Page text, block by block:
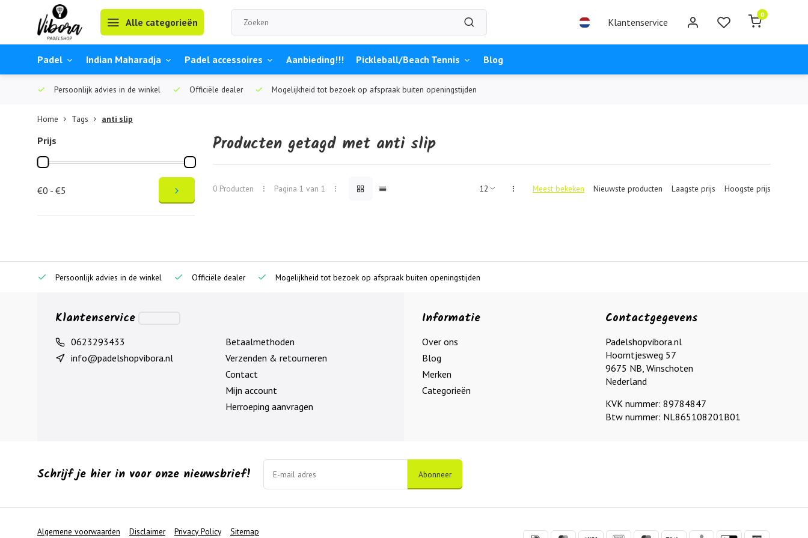
Alle categorieën Klantenservice
0
Padel Indian Maharadja Padel accessoires Aanbieding!!! Pickleball/Beach Tennis Blog
Persoonlijk advies in de winkel Officiële dealer Mogelijkheid tot bezoek op afspraak buiten openingstijden
Home Tags anti slip
Prijs
€0 - €5
Producten getagd met anti slip
0 Producten Pagina 1 van 1 Meest bekeken Nieuwste producten Laagste prijs Hoogste prijs
Persoonlijk advies in de winkel Officiële dealer Mogelijkheid tot bezoek op afspraak buiten openingstijden
Klantenservice
0623293433
info@padelshopvibora.nl
Betaalmethoden
Verzenden & retourneren
Contact
Mijn account
Herroeping aanvragen
Informatie
Over ons
Blog
Merken
Categorieën
Contactgegevens
Padelshopvibora.nl
Hoorntjesweg 57
9675 NB, Winschoten
Nederland
KVK nummer: 89784847
Btw nummer: NL865108201B01
Schrijf je hier in voor onze nieuwsbrief! Abonneer
Algemene voorwaarden Disclaimer Privacy Policy Sitemap